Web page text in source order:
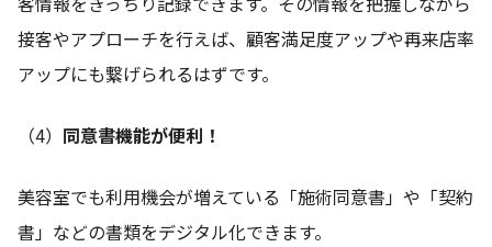
接客やアプローチを行えば、顧客満足度アップや再来店率
アップにも繋げられるはずです。
（4） 同意書機能が便利！
美容室でも利用機会が増えている「施術同意書」や「契約
書」などの書類をデジタル化できます。